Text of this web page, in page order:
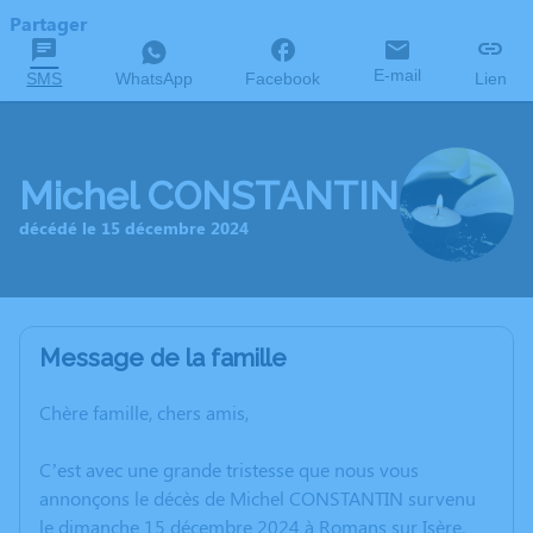
Partager
SMS WhatsApp Facebook E-mail Lien
Michel CONSTANTIN
décédé le 15 décembre 2024
Message de la famille
Chère famille, chers amis,
C’est avec une grande tristesse que nous vous
annonçons le décès de Michel CONSTANTIN survenu
le dimanche 15 décembre 2024 à Romans sur Isère.